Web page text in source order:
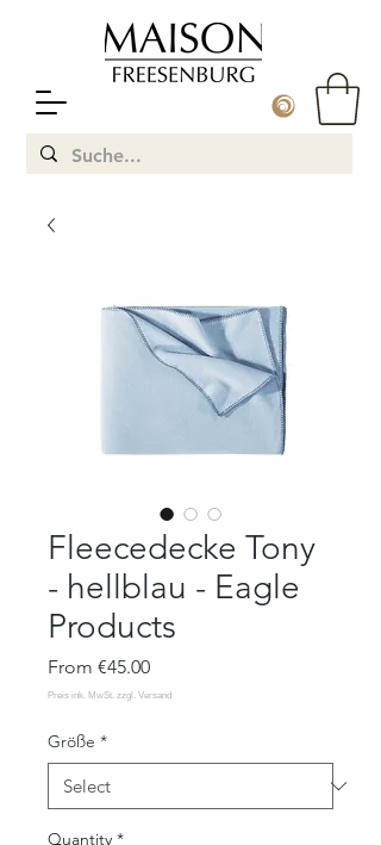
Fleecedecke Tony
- hellblau - Eagle
Products
From €45.00Sale
Price
Größe *
Quantity *